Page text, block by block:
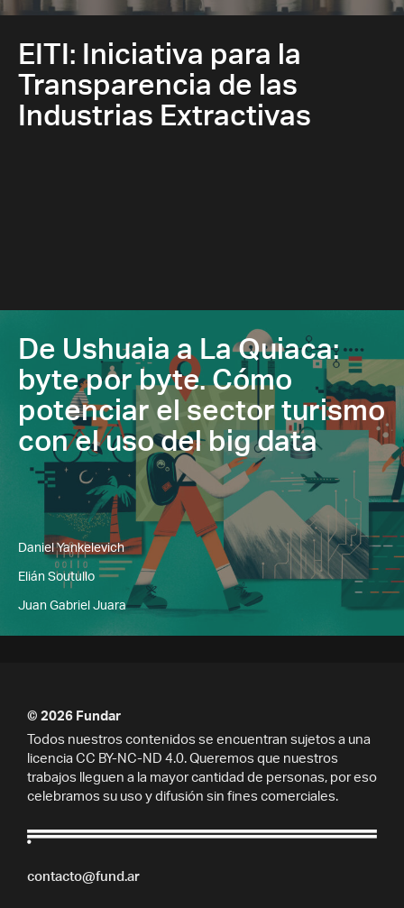
EITI: Iniciativa para la
Transparencia de las
Industrias Extractivas
De Ushuaia a La Quiaca:
byte por byte. Cómo
potenciar el sector turismo
con el uso del big data
Daniel Yankelevich
Elián Soutullo
Juan Gabriel Juara
contacto@fund.ar
© 2026 Fundar
Todos nuestros contenidos se encuentran sujetos a una
licencia CC BY-NC-ND 4.0. Queremos que nuestros
trabajos lleguen a la mayor cantidad de personas, por eso
celebramos su uso y difusión sin fines comerciales.